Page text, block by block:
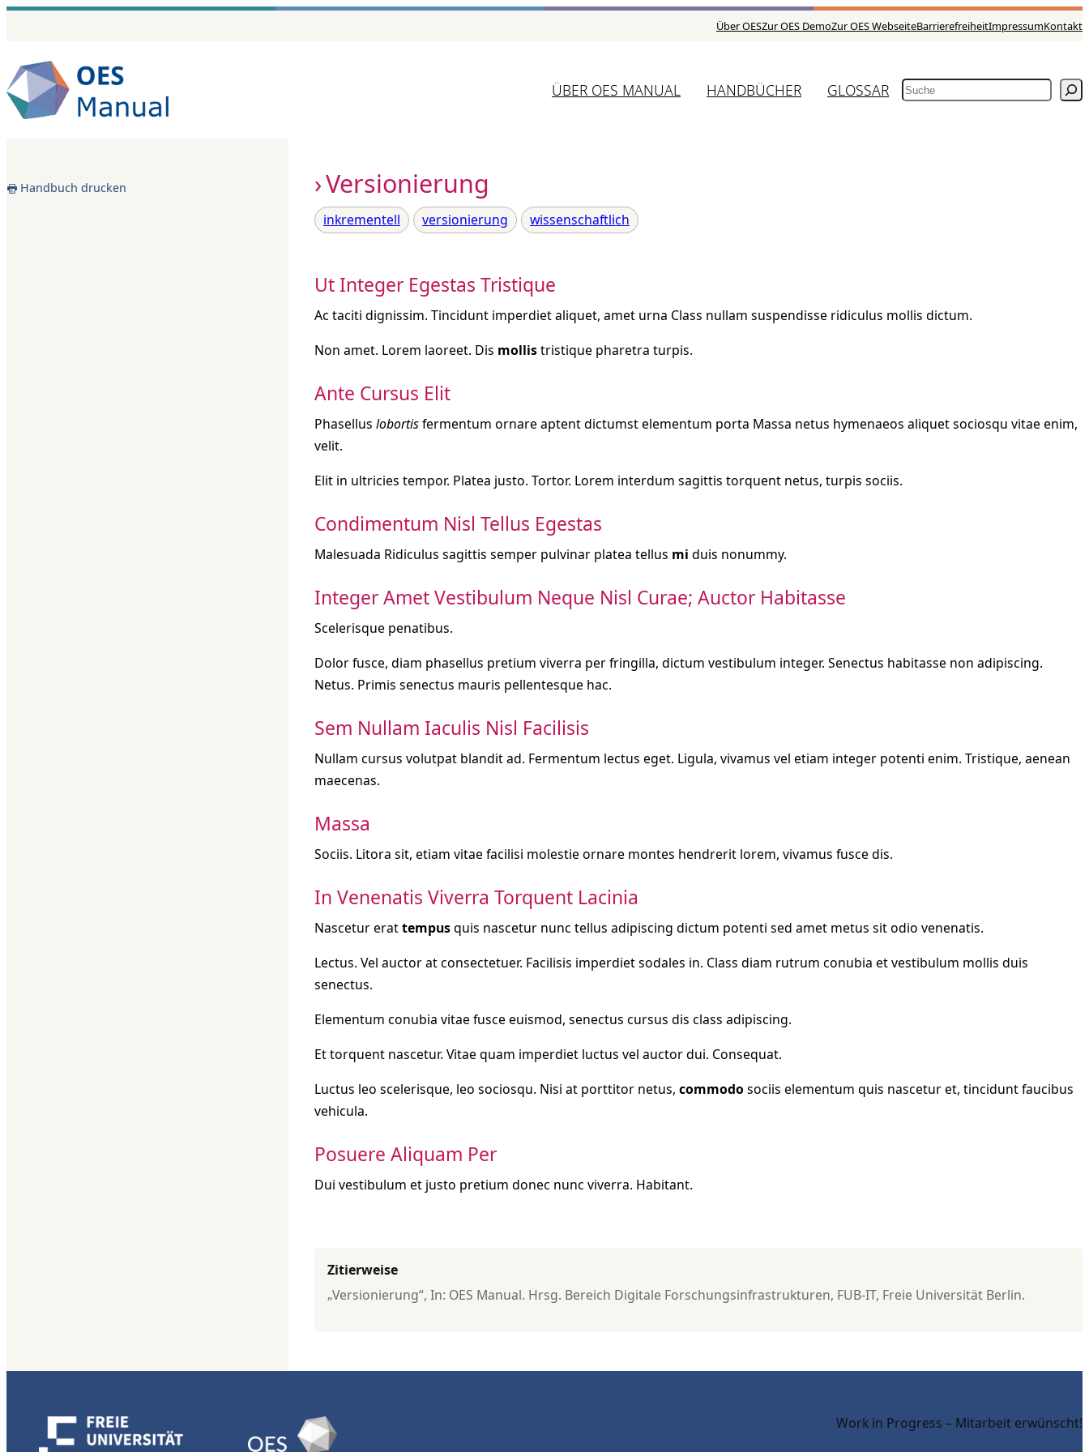
Zum
springen
Über OESZur OES DemoZur OES WebseiteBarrierefreiheitImpressumKontakt
ÜBER OES MANUAL HANDBÜCHER GLOSSAR SUCHEN
Handbuch drucken Versionierung
inkrementell versionierung wissenschaftlich
Ut Integer Egestas Tristique
Ac taciti dignissim. Tincidunt imperdiet aliquet, amet urna Class nullam suspendisse ridiculus mollis dictum.
Non amet. Lorem laoreet. Dis mollistristique pharetra turpis.
Ante Cursus Elit
Phasellus lobortisfermentum ornare aptent dictumst elementum porta Massa netus hymenaeos aliquet sociosqu vitae enim,
velit.
Elit in ultricies tempor. Platea justo. Tortor. Lorem interdum sagittis torquent netus, turpis sociis.
Condimentum Nisl Tellus Egestas
Malesuada Ridiculus sagittis semper pulvinar platea tellus mi duis nonummy.
Integer Amet Vestibulum Neque Nisl Curae; Auctor Habitasse
Scelerisque penatibus.
Dolor fusce, diam phasellus pretium viverra per fringilla, dictum vestibulum integer. Senectus habitasse non adipiscing.
Netus. Primis senectus mauris pellentesque hac.
Sem Nullam Iaculis Nisl Facilisis
Nullam cursus volutpat blandit ad. Fermentum lectus eget. Ligula, vivamus vel etiam integer potenti enim. Tristique, aenean
maecenas.
Massa
Sociis. Litora sit, etiam vitae facilisi molestie ornare montes hendrerit lorem, vivamus fusce dis.
In Venenatis Viverra Torquent Lacinia
Nascetur erattempusquis nascetur nunc tellus adipiscing dictum potenti sed amet metus sit odio venenatis.
Lectus. Vel auctor at consectetuer. Facilisis imperdiet sodales in. Class diam rutrum conubia et vestibulum mollis duis
senectus.
Elementum conubia vitae fusce euismod, senectus cursus dis class adipiscing.
Et torquent nascetur. Vitae quam imperdiet luctus vel auctor dui. Consequat.
Luctus leo scelerisque, leo sociosqu. Nisi at porttitor netus, commodo sociis elementum quis nascetur et, tincidunt faucibus
vehicula.
Posuere Aliquam Per
Dui vestibulum et justo pretium donec nunc viverra. Habitant.
Zitierweise
„Versionierung“, In: OES Manual. Hrsg. Bereich Digitale Forschungsinfrastrukturen, FUB-IT, Freie Universität Berlin.
Work in Progress – Mitarbeit erwünscht!